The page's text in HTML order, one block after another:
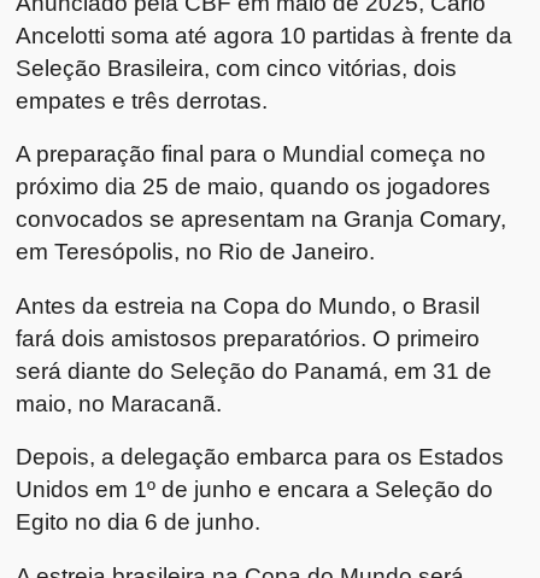
Ancelotti soma até agora 10 partidas à frente da
Seleção Brasileira, com cinco vitórias, dois
empates e três derrotas.
A preparação final para o Mundial começa no
próximo dia 25 de maio, quando os jogadores
convocados se apresentam na Granja Comary,
em Teresópolis, no Rio de Janeiro.
Antes da estreia na Copa do Mundo, o Brasil
fará dois amistosos preparatórios. O primeiro
será diante do Seleção do Panamá, em 31 de
maio, no Maracanã.
Depois, a delegação embarca para os Estados
Unidos em 1º de junho e encara a Seleção do
Egito no dia 6 de junho.